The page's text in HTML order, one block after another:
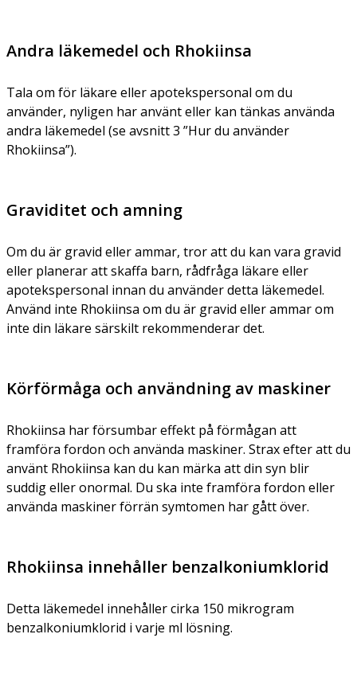
Andra läkemedel och Rhokiinsa
Tala om för läkare eller apotekspersonal om du
använder, nyligen har använt eller kan tänkas använda
andra läkemedel (se avsnitt 3 ”Hur du använder
Rhokiinsa”).
Graviditet och amning
Om du är gravid eller ammar, tror att du kan vara gravid
eller planerar att skaffa barn, rådfråga läkare eller
apotekspersonal innan du använder detta läkemedel.
Använd inte Rhokiinsa om du är gravid eller ammar om
inte din läkare särskilt rekommenderar det.
Körförmåga och användning av maskiner
Rhokiinsa har försumbar effekt på förmågan att
framföra fordon och använda maskiner. Strax efter att du
använt Rhokiinsa kan du kan märka att din syn blir
suddig eller onormal. Du ska inte framföra fordon eller
använda maskiner förrän symtomen har gått över.
Rhokiinsa innehåller benzalkoniumklorid
Detta läkemedel innehåller cirka 150 mikrogram
benzalkoniumklorid i varje ml lösning.